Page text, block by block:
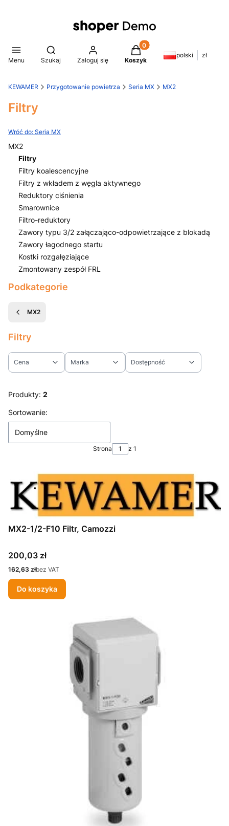
Menu
Otwórz wyszukiwarkę
Szukaj Zaloguj się
Produkty w koszyku: 0.
Koszyk
polski zł
KEWAMER Przygotowanie powietrza Seria MX MX2
Filtry
Wróć do: Seria MX
MX2
Filtry
Filtry koalescencyjne
Filtry z wkładem z węgla aktywnego
Reduktory ciśnienia
Smarownice
Filtro-reduktory
Zawory typu 3/2 załączająco-odpowietrzające z blokadą
Zawory łagodnego startu
Kostki rozgałęziające
Zmontowany zespół FRL
Koniec menu
Podkategorie
MX2
Filtry
Cena Marka Dostępność
Produkty: 2
Lista produktów
Sortowanie:
Domyślne
Strona z 1
MX2-1/2-F10 Filtr, Camozzi
Cena
200,03 zł
Cena
162,63 złbez VAT
Do koszyka